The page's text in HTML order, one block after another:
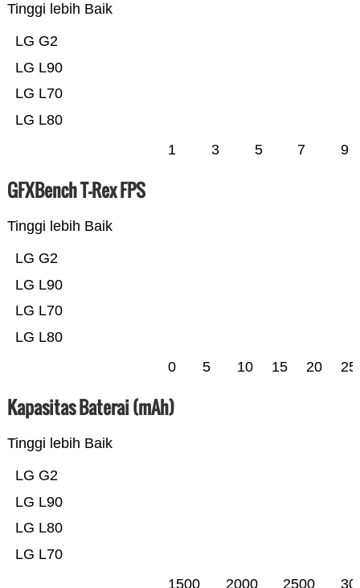
Tinggi lebih Baik
LG L80
LG L70
LG L90
LG G2
1 3 5 7 9
GFXBench T-Rex FPS
Tinggi lebih Baik
LG L80
LG L70
LG L90
LG G2
0 5 10 15 20 25
Kapasitas Baterai (mAh)
Tinggi lebih Baik
LG L70
LG L80
LG L90
LG G2
1500 2000 2500